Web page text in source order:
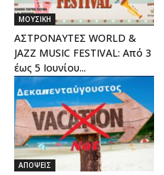
ΜΟΥΣΙΚΗ
ΑΣΤΡΟΝΑΥΤΕΣ WORLD &
JAZZ MUSIC FESTIVAL: Από 3
έως 5 Ιουνίου...
ΑΠΟΨΕΙΣ